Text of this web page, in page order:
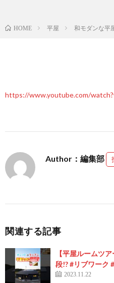
HOME 平屋 和モダンな平
https://www.youtube.com/
Author：編集部
関連する記事
【平屋ルームツ
段!? #リブワーク
2023.11.22